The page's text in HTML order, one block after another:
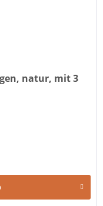
natur, mit 3